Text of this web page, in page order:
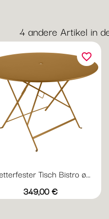
4 andere Artikel in
Tisch Bistro ø...
Preis
349,00 €
Vorschau
AbyssblauAcapulcoblau
Anthrazit
Chili Gewittergrau
favorite_border